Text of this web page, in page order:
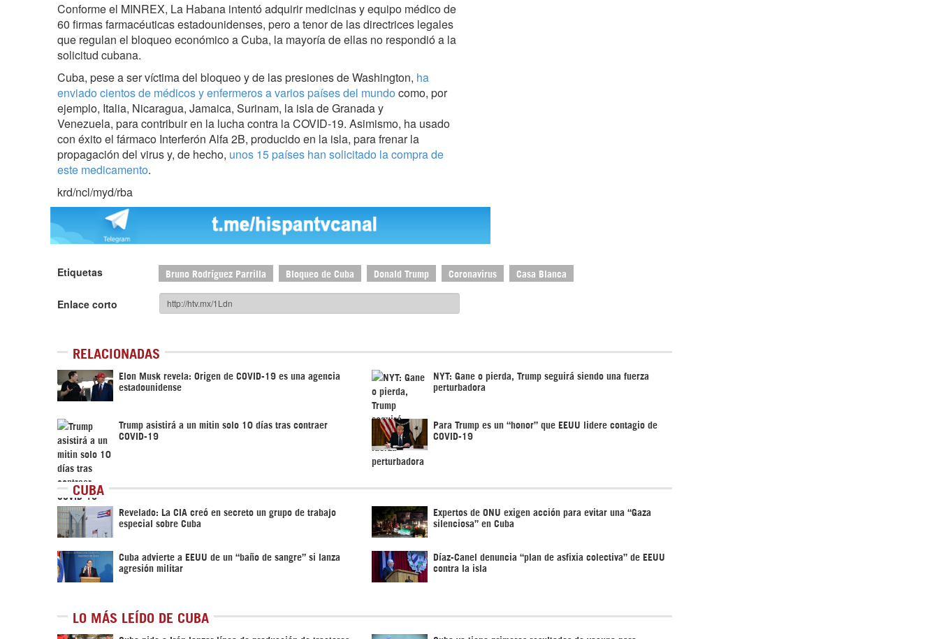
Conforme el MINREX, La Habana intentó adquirir medicinas y equipo médico de
60 firmas farmacéuticas estadounidenses, pero a tenor de las directrices legales
que regulan el bloqueo económico a Cuba, la mayoría de ellas no respondió a la
solicitud cubana.
Cuba, pese a ser víctima del bloqueo y de las presiones de Washington, ha
enviado cientos de médicos y enfermeros a varios países del mundo como, por
ejemplo, Italia, Nicaragua, Jamaica, Surinam, la isla de Granada y
Venezuela, para contribuir en la lucha contra la COVID-19. Asimismo, ha usado
con éxito el fármaco Interferón Alfa 2B, producido en la isla, para frenar la
propagación del virus y, de hecho, unos 15 países han solicitado la compra de
este medicamento.
krd/ncl/myd/rba
Etiquetas Bruno Rodríguez Parrilla Bloqueo de Cuba Donald Trump Coronavirus Casa Blanca
Enlace corto
RELACIONADAS
Elon Musk revela: Origen de COVID-19 es una agencia
estadounidense
NYT: Gane o pierda, Trump seguirá siendo una fuerza
perturbadora
Trump asistirá a un mitin solo 10 días tras contraer
COVID-19
Para Trump es un “honor” que EEUU lidere contagio de
COVID-19
CUBA
Revelado: La CIA creó en secreto un grupo de trabajo
especial sobre Cuba
Expertos de ONU exigen acción para evitar una “Gaza
silenciosa” en Cuba
Cuba advierte a EEUU de un “baño de sangre” si lanza
agresión militar
Díaz-Canel denuncia “plan de asfixia colectiva” de EEUU
contra la isla
LO MÁS LEÍDO DE CUBA